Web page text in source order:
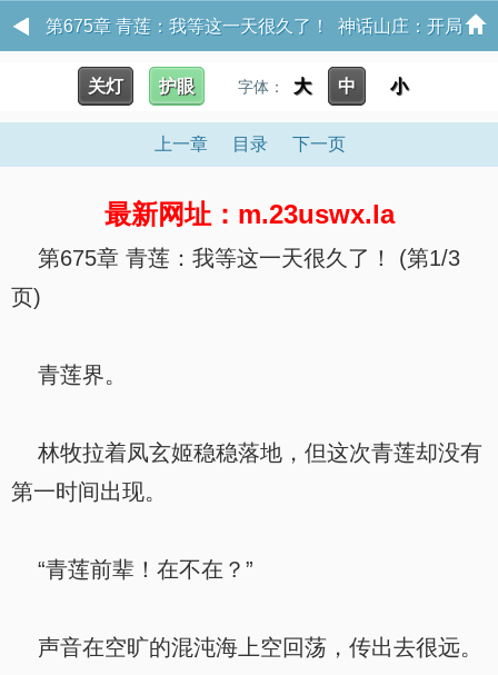
第675章 青莲：我等这一天很久了！ 神话山庄：开局
向女魔头求灵种
关灯 护眼 字体： 大 中 小
上一章 目录 下一页
最新网址：m.23uswx.la
第675章 青莲：我等这一天很久了！ (第1/3
页)
青莲界。
林牧拉着凤玄姬稳稳落地，但这次青莲却没有
第一时间出现。
“青莲前辈！在不在？”
声音在空旷的混沌海上空回荡，传出去很远。